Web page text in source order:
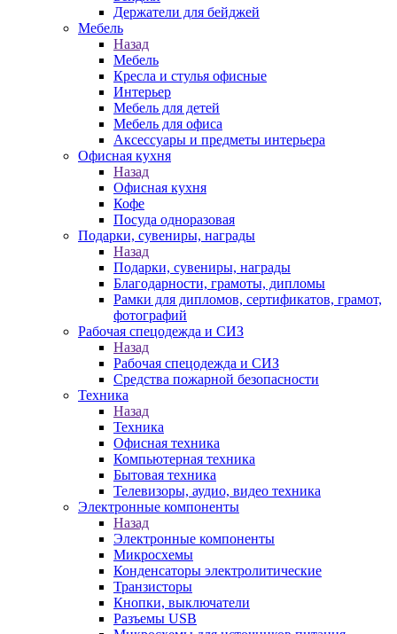
Держатели для бейджей
Мебель
Назад
Мебель
Кресла и стулья офисные
Интерьер
Мебель для детей
Мебель для офиса
Аксессуары и предметы интерьера
Офисная кухня
Назад
Офисная кухня
Кофе
Посуда одноразовая
Подарки, сувениры, награды
Назад
Подарки, сувениры, награды
Благодарности, грамоты, дипломы
Рамки для дипломов, сертификатов, грамот,
фотографий
Рабочая спецодежда и СИЗ
Назад
Рабочая спецодежда и СИЗ
Средства пожарной безопасности
Техника
Назад
Техника
Офисная техника
Компьютерная техника
Бытовая техника
Телевизоры, аудио, видео техника
Электронные компоненты
Назад
Электронные компоненты
Микросхемы
Конденсаторы электролитические
Транзисторы
Кнопки, выключатели
Разъемы USB